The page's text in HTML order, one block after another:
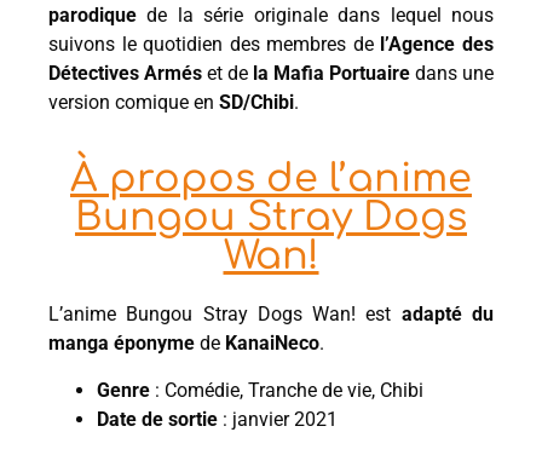
parodique de la série originale dans lequel nous
suivons le quotidien des membres de l’Agence des
Détectives Armés et de la Mafia Portuaire dans une
version comique en SD/Chibi.
À propos de l’anime
Bungou Stray Dogs
Wan!
L’anime Bungou Stray Dogs Wan! est adapté du
manga éponyme de KanaiNeco.
Genre : Comédie, Tranche de vie, Chibi
Date de sortie : janvier 2021